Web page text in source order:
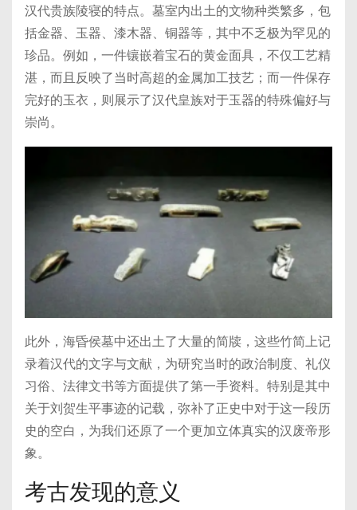
汉代贵族陵寝的特点。墓室内出土的文物种类繁多，包
括金器、玉器、漆木器、铜器等，其中不乏极为罕见的
珍品。例如，一件镶嵌着宝石的黄金面具，不仅工艺精
湛，而且反映了当时高超的金属加工技艺；而一件保存
完好的玉衣，则展示了汉代皇族对于玉器的特殊偏好与
崇尚。
此外，海昏侯墓中还出土了大量的简牍，这些竹简上记
录着汉代的文字与文献，为研究当时的政治制度、礼仪
习俗、法律文书等方面提供了第一手资料。特别是其中
关于刘贺生平事迹的记载，弥补了正史中对于这一段历
史的空白，为我们还原了一个更加立体真实的汉废帝形
象。
考古发现的意义